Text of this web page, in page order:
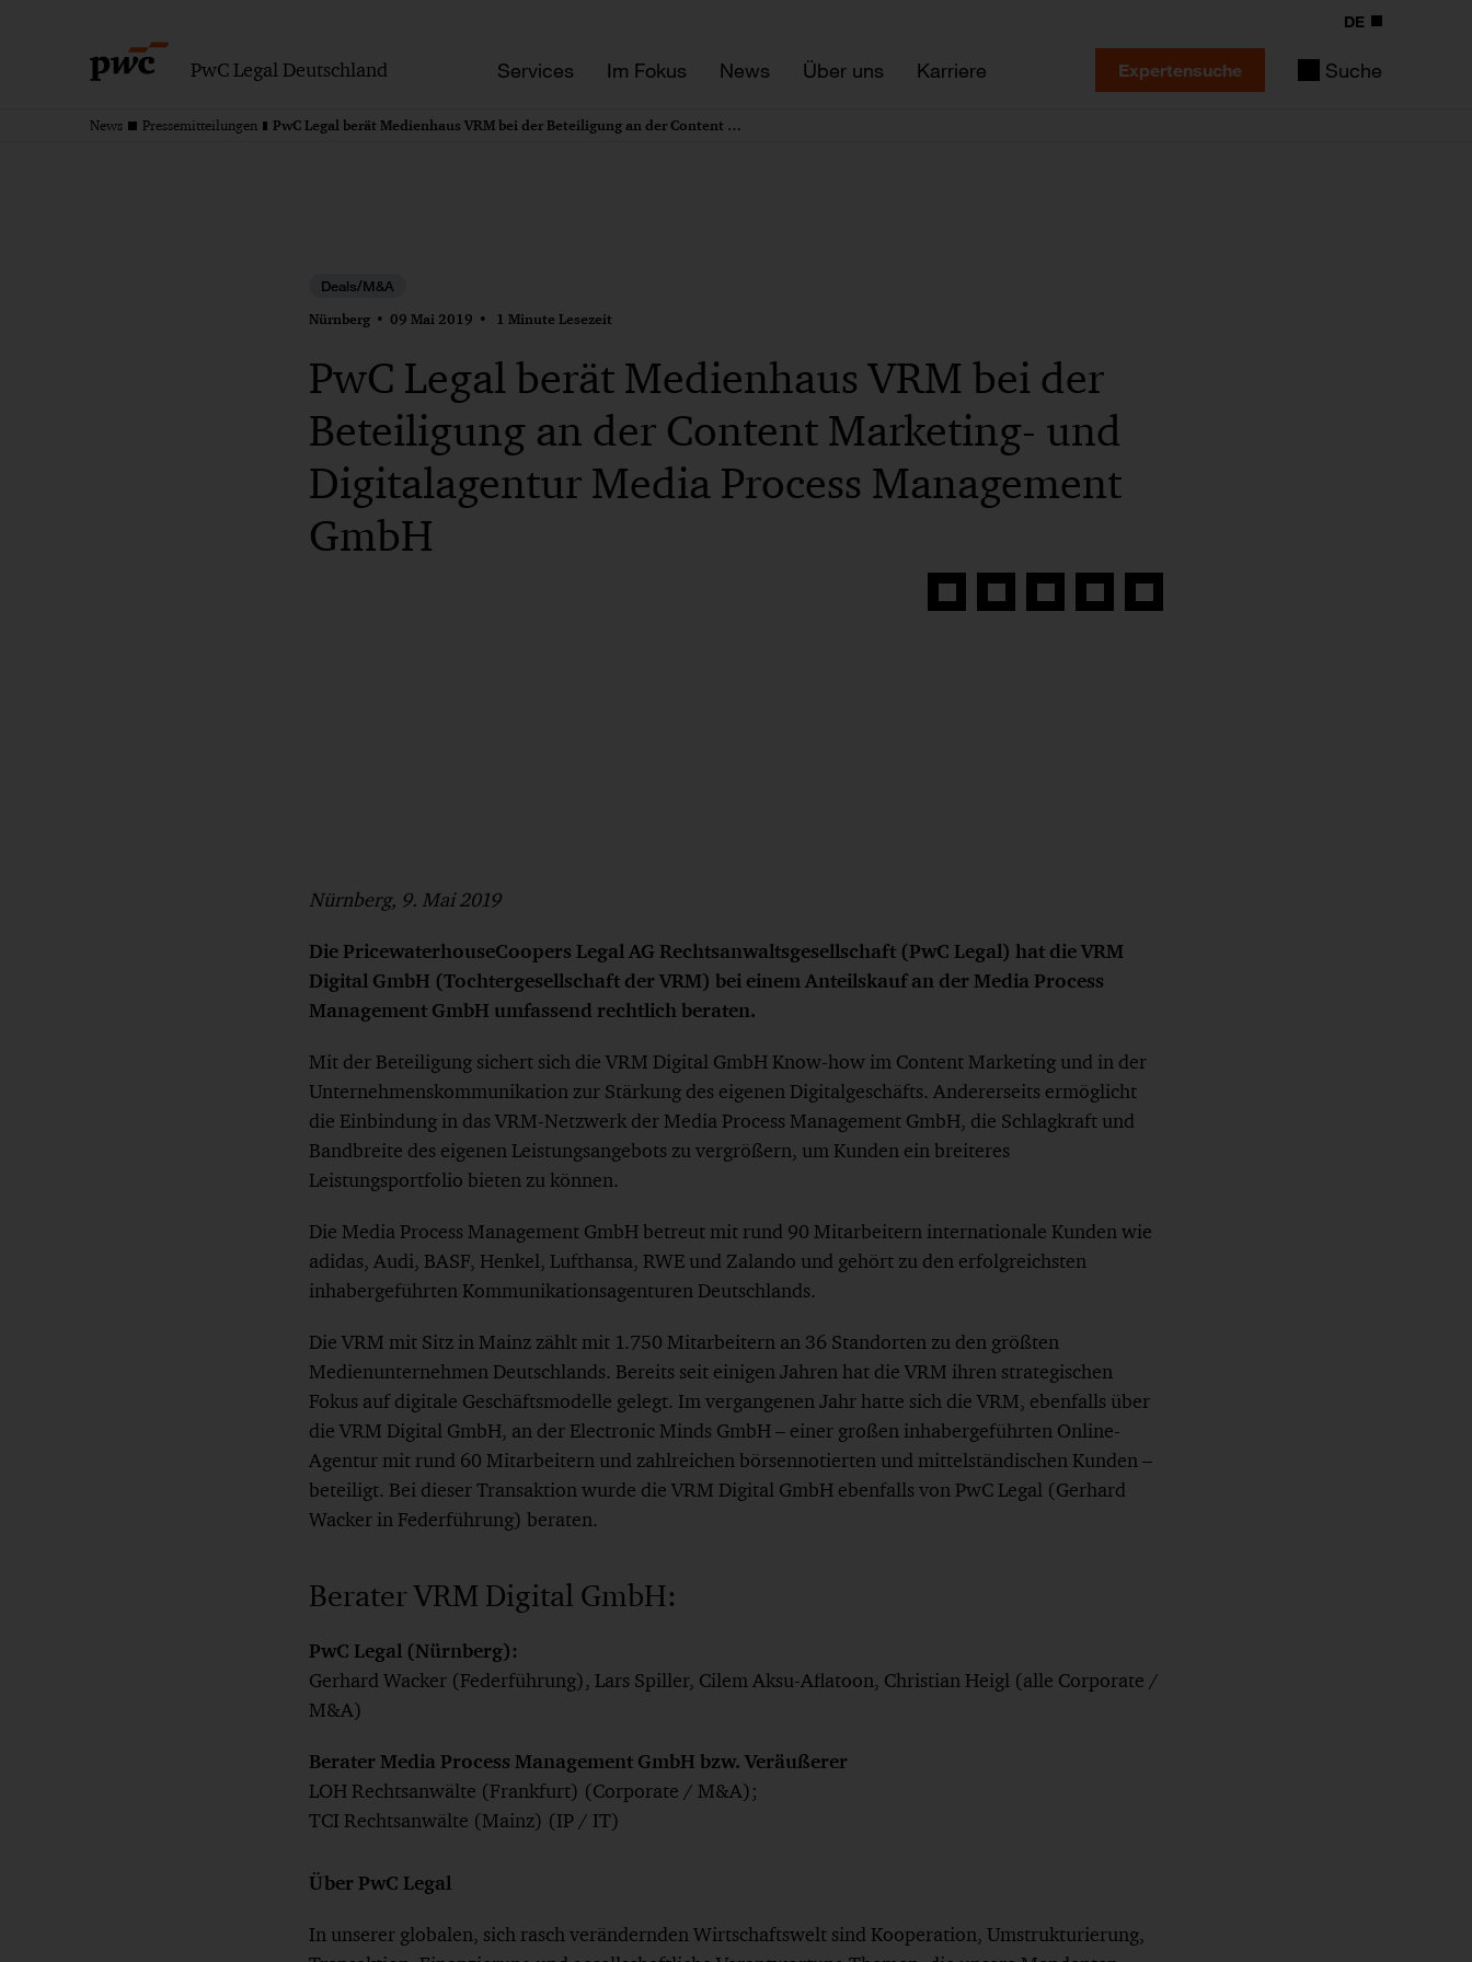
PwC Legal Deutschland Services Im Fokus News Über uns Karriere
DE
Expertensuche Suche
News Pressemitteilungen PwC Legal berät Medienhaus VRM bei der Beteiligung an der Content Marketing- und Digitalagentur Media Process Management GmbH
Deals/M&A
Nürnberg 09 Mai 2019 1 Minute Lesezeit
PwC Legal berät Medienhaus VRM bei der
Beteiligung an der Content Marketing- und
Digitalagentur Media Process Management
GmbH
Auf
Auf
Auf
Auf
Link
Nürnberg, 9. Mai 2019
Die PricewaterhouseCoopers Legal AG Rechtsanwaltsgesellschaft (PwC Legal) hat die VRM
Digital GmbH (Tochtergesellschaft der VRM) bei einem Anteilskauf an der Media Process
Management GmbH umfassend rechtlich beraten.
Mit der Beteiligung sichert sich die VRM Digital GmbH Know-how im Content Marketing und in der
Unternehmenskommunikation zur Stärkung des eigenen Digitalgeschäfts. Andererseits ermöglicht
die Einbindung in das VRM-Netzwerk der Media Process Management GmbH, die Schlagkraft und
Bandbreite des eigenen Leistungsangebots zu vergrößern, um Kunden ein breiteres
Leistungsportfolio bieten zu können.
Die Media Process Management GmbH betreut mit rund 90 Mitarbeitern internationale Kunden wie
adidas, Audi, BASF, Henkel, Lufthansa, RWE und Zalando und gehört zu den erfolgreichsten
inhabergeführten Kommunikationsagenturen Deutschlands.
Die VRM mit Sitz in Mainz zählt mit 1.750 Mitarbeitern an 36 Standorten zu den größten
Medienunternehmen Deutschlands. Bereits seit einigen Jahren hat die VRM ihren strategischen
Fokus auf digitale Geschäftsmodelle gelegt. Im vergangenen Jahr hatte sich die VRM, ebenfalls über
die VRM Digital GmbH, an der Electronic Minds GmbH – einer großen inhabergeführten Online-
Agentur mit rund 60 Mitarbeitern und zahlreichen börsennotierten und mittelständischen Kunden –
beteiligt. Bei dieser Transaktion wurde die VRM Digital GmbH ebenfalls von PwC Legal (Gerhard
Wacker in Federführung) beraten.
Berater VRM Digital GmbH:
PwC Legal (Nürnberg):
Gerhard Wacker (Federführung), Lars Spiller, Cilem Aksu-Aflatoon, Christian Heigl (alle Corporate /
M&A)
Berater Media Process Management GmbH bzw. Veräußerer
LOH Rechtsanwälte (Frankfurt) (Corporate / M&A);
TCI Rechtsanwälte (Mainz) (IP / IT)
Über PwC Legal
In unserer globalen, sich rasch verändernden Wirtschaftswelt sind Kooperation, Umstrukturierung,